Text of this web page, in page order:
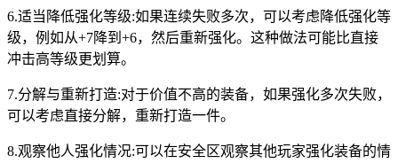
6.适当降低强化等级:如果连续失败多次，可以考虑降低强化等
级，例如从+7降到+6，然后重新强化。这种做法可能比直接
冲击高等级更划算。
7.分解与重新打造:对于价值不高的装备，如果强化多次失败，
可以考虑直接分解，重新打造一件。
8.观察他人强化情况:可以在安全区观察其他玩家强化装备的情